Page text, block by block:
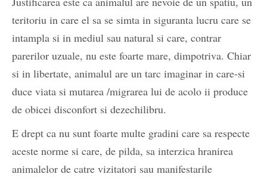
teritoriu in care el sa se simta in siguranta lucru care se
intampla si in mediul sau natural si care, contrar
parerilor uzuale, nu este foarte mare, dimpotriva. Chiar
si in libertate, animalul are un tarc imaginar in care-si
duce viata si mutarea /migrarea lui de acolo ii produce
de obicei disconfort si dezechilibru.
E drept ca nu sunt foarte multe gradini care sa respecte
aceste norme si care, de pilda, sa interzica hranirea
animalelor de catre vizitatori sau manifestarile